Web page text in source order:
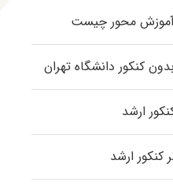
آموزش محور چیست
کنکور دانشگاه تهران
ارشد
کنکور ارشد